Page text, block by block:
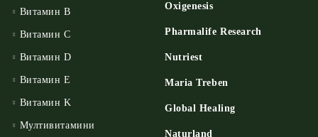
Витамин B
Витамин C
Витамин D
Витамин E
Витамин K
Мултивитамини
Oxigenesis
Pharmalife Research
Nutriest
Maria Treben
Global Healing
Naturland